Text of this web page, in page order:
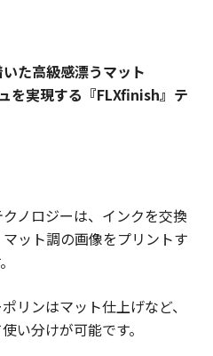
た高級感漂うマット
を実現する『FLXfinish』テ
ノロジーは、インクを交換
ット調の画像をプリントす
リンはマット仕上げなど、
い分けが可能です。